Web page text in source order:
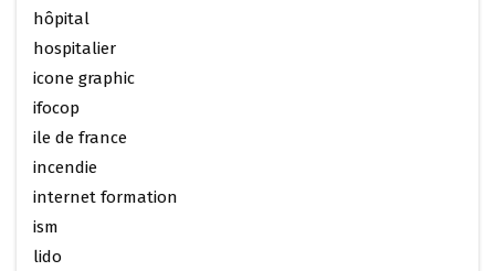
hôpital
hospitalier
icone graphic
ifocop
ile de france
incendie
internet formation
ism
lido